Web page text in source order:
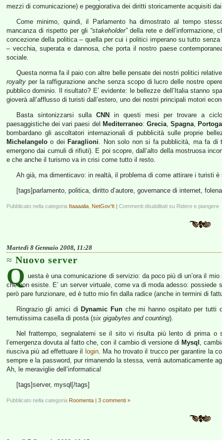
mezzi di comunicazione) e peggiorativa dei diritti storicamente acquisiti
Come minimo, quindi, il Parlamento ha dimostrato al tempo
mancanza di rispetto per gli “stakeholder”della rete e dell’informazione,
concezione della politica – quella per cui i politici imperano su tutto
– vecchia, superata e dannosa, che porta il nostro paese
sociale.
Questa norma fa il paio con altre belle pensate dei nostri politici
royalty per la raffigurazione anche senza scopo di lucro delle nostre
pubblico dominio. Il risultato? E’ evidente: le bellezze dell’Italia stanno
gioverà all’afflusso di turisti dall’estero, uno dei nostri principali motori
Basta sintonizzarsi sulla CNN
in questi mesi per trovare a
paesaggistiche dei vari paesi del Mediterraneo: Grecia, Spagna,
bombardano gli ascoltatori internazionali di pubblicità sulle proprie
Michelangelo o dei Faraglioni. Non solo non si fa pubblicità, ma fa di
emergono dai cumuli di rifiuti). E poi scopre, dall’alto della mostruosa
e che anche il turismo va in crisi come tutto il resto.
Ah già, ma dimenticavo: in realtà, il problema di come attirare i turisti
[tags]parlamento, politica, diritto d’autore, governance di internet,
Pubblicato nella categoria Itaaaalia NetGov'It | Commenti disabilitati su Ridere e piangere
Martedì 8 Gennaio 2008, 11:28
Nuovo server
Q uesta è una comunicazione di servizio: da poco più di un’ora il
che non esiste. E’ un server virtuale, come va di moda adesso:
però pare funzionare, ed è tutto mio fin dalla radice (anche in termini di
Ringrazio gli amici di Dynamic Funche mi hanno ospitato per tutti
temutissima casella di posta (six gigabytes and counting).
Nel frattempo, segnalatemi se il sito vi risulta più lento di prima o
l’emergenza dovuta al fatto che, con il cambio di versione di Mysql ,
riusciva più ad effettuare il
login. Ma ho trovato il trucco per garantire la
sempre e la password, pur rimanendo la stessa, verrà automaticamente
Ah, le meraviglie dell’informatica!
[tags]server, mysql[/tags]
Pubblicato nella categoria Roomenta | 3 commenti »